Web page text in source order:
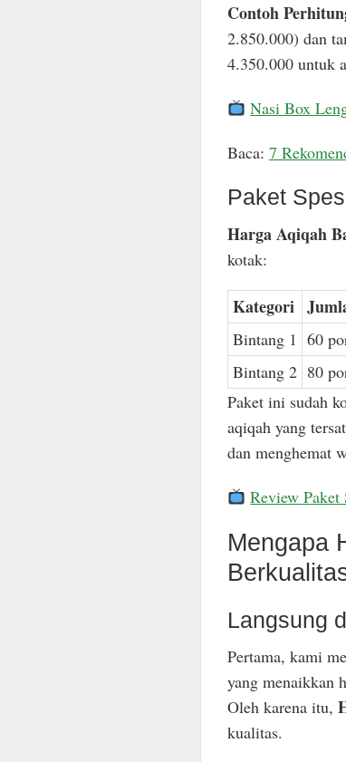
Contoh
2.850.000) dan
4.350.000 untuk
Nasi Box
Baca: 7
Paket
Harga Aqiqah
kotak:
Kategori
Bintang 1 60
Bintang 2 80
Paket ini sudah
aqiqah yang
dan menghemat
Review Paket
Mengapa
Langsung
Pertama, kami
yang menaikkan
Oleh karena itu,
kualitas.